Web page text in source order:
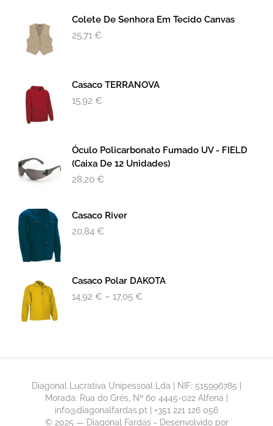
Colete De Senhora Em Tecido Canvas
25,71 €
Casaco TERRANOVA
15,92 €
Óculo Policarbonato Fumado UV - FIELD
(Caixa De 12 Unidades)
28,20 €
Casaco River
20,84 €
Casaco Polar DAKOTA
14,92 € – 17,05 €
Diagonal Lucrativa Unipessoal Lda | NIF: 515996785 |
Morada: Rua do Grés, Nº 60 4445-022 Alfena |
info@diagonalfardas.pt | +351 221 126 056
© 2025 — Diagonal Fardas - Desenvolvido por